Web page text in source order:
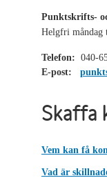
Punktskrifts-
Helgfri måndag
Telefon: 040-
E-post:
Skaffa
Vem kan få
Vad är